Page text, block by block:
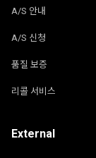
A/S 안내
A/S 신청
품질 보증
리콜 서비스
External